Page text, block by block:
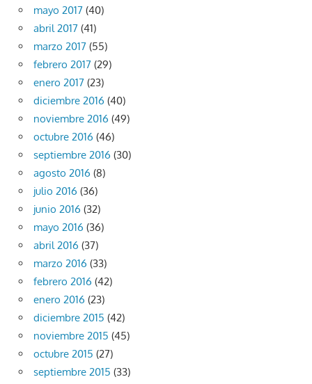
mayo 2017 (40)
abril 2017 (41)
marzo 2017 (55)
febrero 2017 (29)
enero 2017 (23)
diciembre 2016 (40)
noviembre 2016 (49)
octubre 2016 (46)
septiembre 2016 (30)
agosto 2016 (8)
julio 2016 (36)
junio 2016 (32)
mayo 2016 (36)
abril 2016 (37)
marzo 2016 (33)
febrero 2016 (42)
enero 2016 (23)
diciembre 2015 (42)
noviembre 2015 (45)
octubre 2015 (27)
septiembre 2015 (33)